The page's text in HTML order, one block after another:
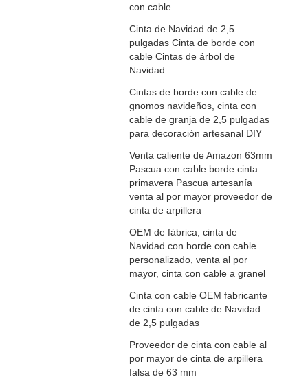
con cable
Cinta de Navidad de 2,5
pulgadas Cinta de borde con
cable Cintas de árbol de
Navidad
Cintas de borde con cable de
gnomos navideños, cinta con
cable de granja de 2,5 pulgadas
para decoración artesanal DIY
Venta caliente de Amazon 63mm
Pascua con cable borde cinta
primavera Pascua artesanía
venta al por mayor proveedor de
cinta de arpillera
OEM de fábrica, cinta de
Navidad con borde con cable
personalizado, venta al por
mayor, cinta con cable a granel
Cinta con cable OEM fabricante
de cinta con cable de Navidad
de 2,5 pulgadas
Proveedor de cinta con cable al
por mayor de cinta de arpillera
falsa de 63 mm